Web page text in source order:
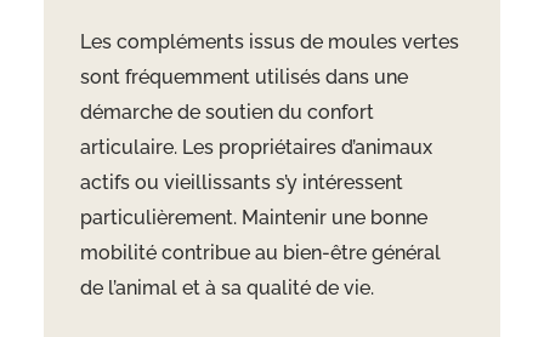
Les compléments issus de moules vertes
sont fréquemment utilisés dans une
démarche de soutien du confort
articulaire. Les propriétaires d’animaux
actifs ou vieillissants s’y intéressent
particulièrement. Maintenir une bonne
mobilité contribue au bien-être général
de l’animal et à sa qualité de vie.